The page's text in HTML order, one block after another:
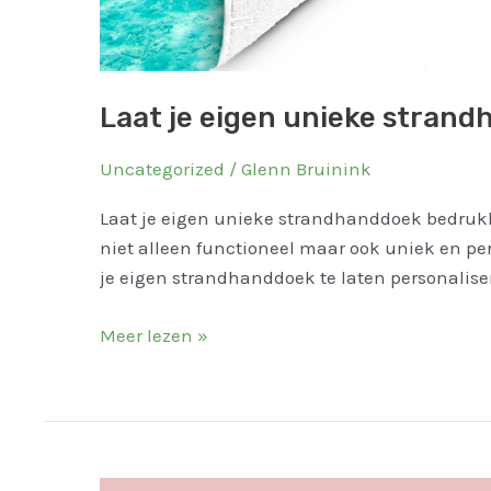
Laat je eigen unieke
Uncategorized / Glenn Bruinink
Laat je eigen unieke strandhanddoek
niet alleen functioneel maar ook uniek en
je eigen strandhanddoek te laten
Meer lezen »